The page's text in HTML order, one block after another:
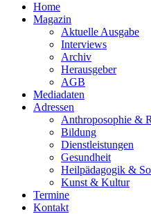
Home
Magazin
Aktuelle Ausgabe
Interviews
Archiv
Herausgeber
AGB
Mediadaten
Adressen
Anthroposophie &
Bildung
Dienstleistungen
Gesundheit
Heilpädagogik &
Kunst & Kultur
Termine
Kontakt